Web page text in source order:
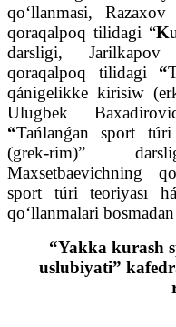
qo‘llanmasi,
qoraqalpoq tilidagi “K
darsligi, Jarilkapov
qoraqalpoq tilidagi “
qánigelikke kirisiw
Ulugbek
“Tańlanǵan sport
(grek-rim)”
Maxsetbaevichning
sport túri teoriyası
qo‘llanmalari
“Yakka kurash
uslubiyati”